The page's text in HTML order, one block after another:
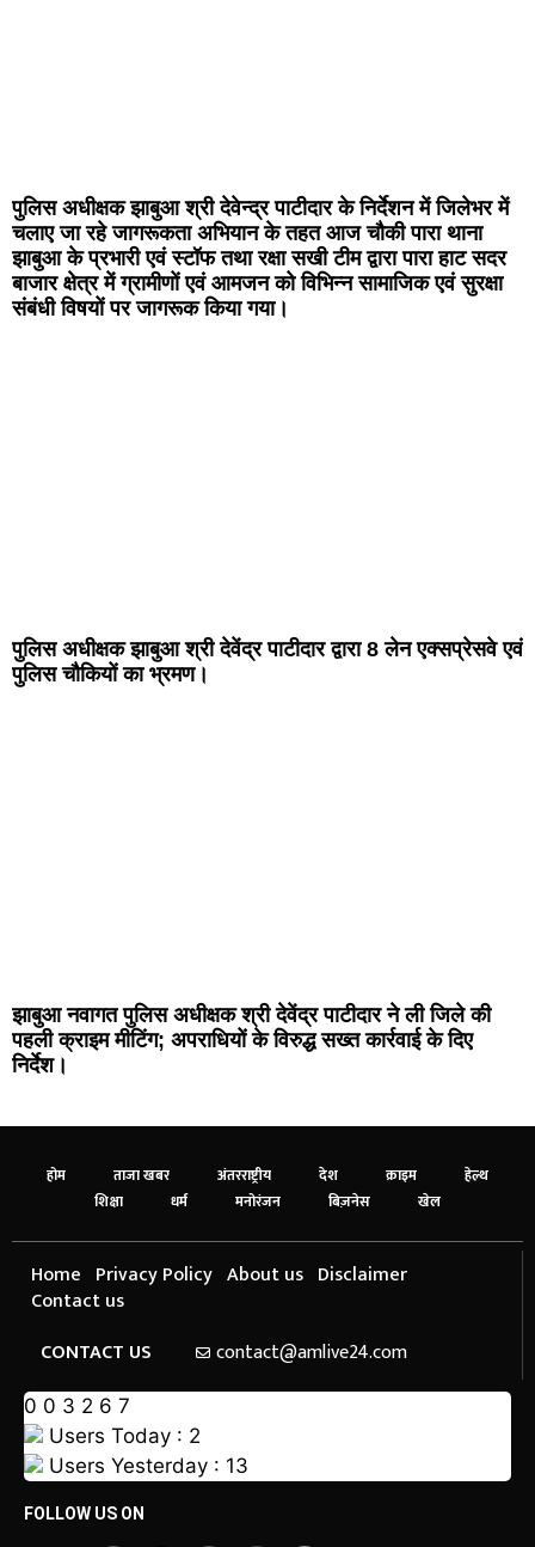
पुलिस अधीक्षक झाबुआ श्री देवेन्द्र पाटीदार के निर्देशन में जिलेभर में
चलाए जा रहे जागरूकता अभियान के तहत आज चौकी पारा थाना
झाबुआ के प्रभारी एवं स्टॉफ तथा रक्षा सखी टीम द्वारा पारा हाट सदर
बाजार क्षेत्र में ग्रामीणों एवं आमजन को विभिन्न सामाजिक एवं सुरक्षा
संबंधी विषयों पर जागरूक किया गया।
पुलिस अधीक्षक झाबुआ श्री देवेंद्र पाटीदार द्वारा 8 लेन एक्सप्रेसवे एवं
पुलिस चौकियों का भ्रमण।
झाबुआ नवागत पुलिस अधीक्षक श्री देवेंद्र पाटीदार ने ली जिले की
पहली क्राइम मीटिंग; अपराधियों के विरुद्ध सख्त कार्रवाई के दिए
निर्देश।
होम ताजा खबर अंतरराष्ट्रीय देश क्राइम
हेल्थ
शिक्षा
धर्म मनोरंजन बिज़नेस खेल
Home Privacy Policy About us Disclaimer
Contact us
CONTACT US
contact@amlive24.com
0 0 3 2 6 7
Users Today : 2
Users Yesterday : 13
FOLLOW US ON